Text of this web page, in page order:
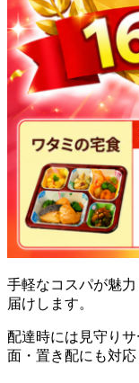
手軽なコスパが魅
届け します。
配達時には見守り
面・置き配にも対応